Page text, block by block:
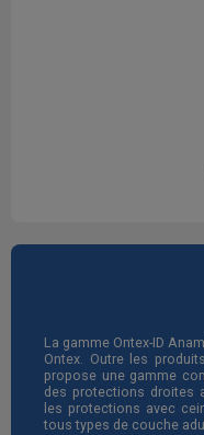
La gamme Ontex-ID
Ontex. Outre les
propose une gamme
des protections droites
les protections avec
tous types de couche